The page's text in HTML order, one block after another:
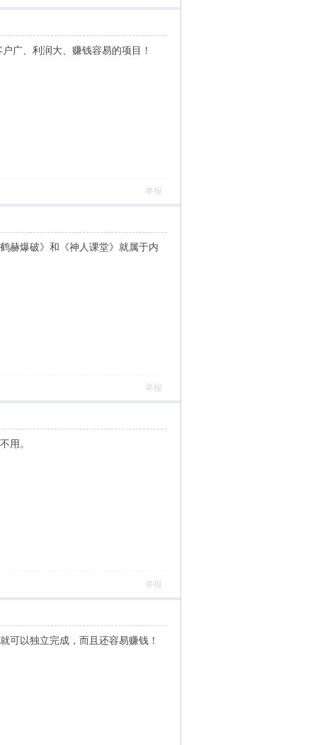
广、利润大、赚钱容易的项目！
举报
赫爆破》和《神人课堂》就属于内
举报
用。
举报
可以独立完成，而且还容易赚钱！